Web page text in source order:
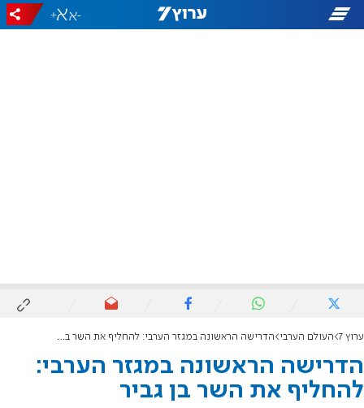
-
+
ערוץ 7 העולם הערבי הדרישה הראשונה במגזר הערבי: להחליף את השר בן גביר
הדרישה הראשונה במגזר הערבי:
להחליף את השר בן גביר